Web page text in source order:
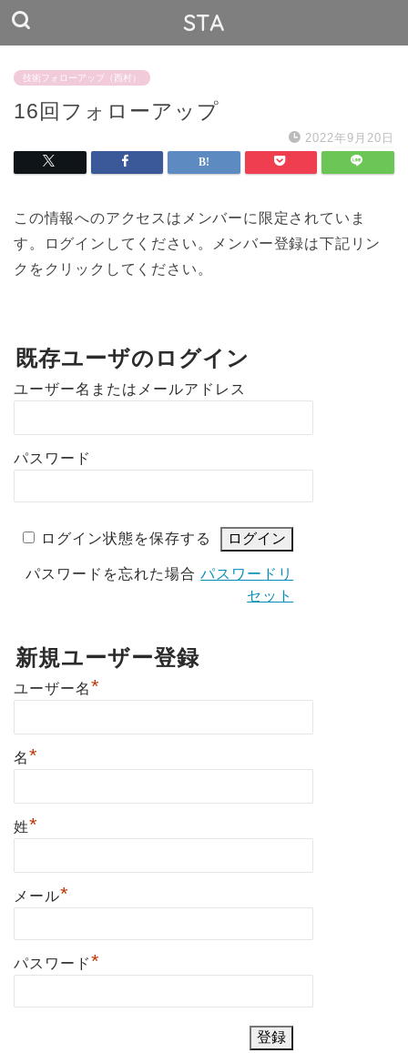
STA
技術フォローアップ（西村）
16回フォローアップ
2022年9月20日
この情報へのアクセスはメンバーに限定されていま
す。ログインしてください。メンバー登録は下記リン
クをクリックしてください。
既存ユーザのログイン
ユーザー名またはメールアドレス
パスワード
ログイン状態を保存する
パスワードを忘れた場合パスワードリ
セット
新規ユーザー登録
ユーザー名*
名*
姓*
メール*
パスワード*